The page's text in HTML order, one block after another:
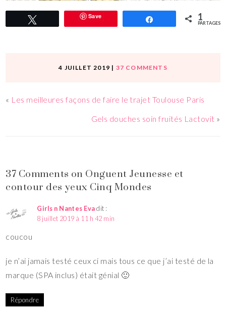
Save Partagez 1
PARTAGES
4 JUILLET 2019 | 37 COMMENTS
« Les meilleures façons de faire le trajet Toulouse Paris
Gels douches soin fruités Lactovit »
37 Comments on Onguent Jeunesse et
contour des yeux Cinq Mondes
Girls n Nantes Eva dit :
8 juillet 2019 à 11 h 42 min
coucou
je n’ai jamais testé ceux ci mais tous ce que j’ai testé de la
marque (SPA inclus) était génial 🙂
Répondre